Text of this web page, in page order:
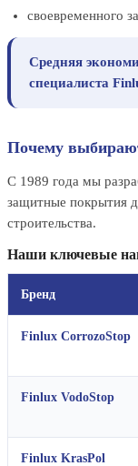
своевременного
Средняя
специалиста
Почему
С 1989 года мы
защитные покрытия
строительства.
Наши ключевые
Бренд
Finlux CorrozoStop
Finlux VodoStop
Finlux KrasPol